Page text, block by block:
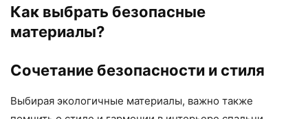
Как выбрать безопасные
материалы?
Сочетание безопасности и стиля
Выбирая экологичные материалы, важно также